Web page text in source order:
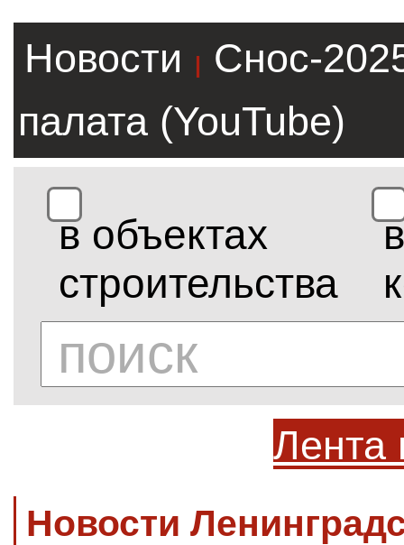
Новости |
Снос-
палата (YouTube)
в объектах
строительства
в
Лента
Новости